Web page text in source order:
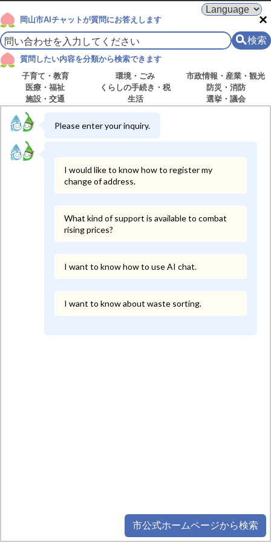
表示言語を選択
岡山市AIチャットが質問にお答えします ×
問い合わせ内容 検索
質問したい内容を分類から検索できます
子育て・教育
環境・ごみ
市政情報・産業・観光
医療・福祉
くらしの手続き・税
防災・消防
施設・交通
生活 選挙・議会
市公式ホームページから検索